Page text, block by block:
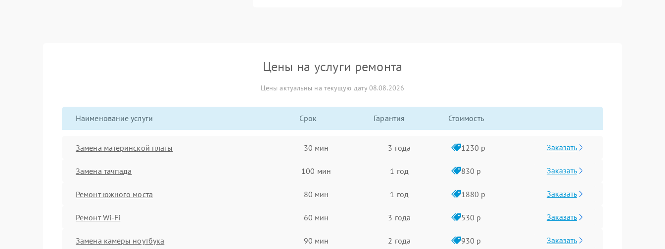
Цены на услуги ремонта
Цены актуальны на текущую дату 08.08.2026
Наименование услуги Срок Гарантия Стоимость
Замена материнской платы 30 мин 3 года 1230 р Заказать
Замена тачпада 100 мин 1 год 830 р Заказать
Ремонт южного моста 80 мин 1 год 1880 р Заказать
Ремонт Wi-Fi 60 мин 3 года 530 р Заказать
Замена камеры ноутбука 90 мин 2 года 930 р Заказать